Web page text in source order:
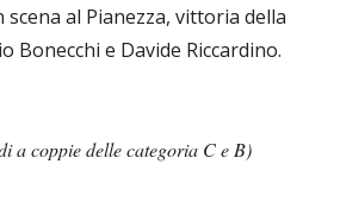
al Pianezza, vittoria della
Bonecchi e Davide Riccardino.
a coppie delle categoria C e B)